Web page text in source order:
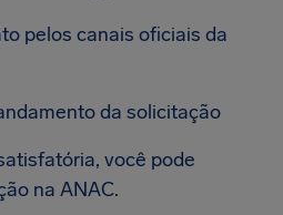
pelos canais oficiais da
da solicitação
você pode
na ANAC.